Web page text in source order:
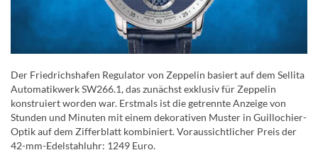
Der Friedrichshafen Regulator von Zeppelin basiert auf dem Sellita
Automatikwerk SW266.1, das zunächst exklusiv für Zeppelin
konstruiert worden war. Erstmals ist die getrennte Anzeige von
Stunden und Minuten mit einem dekorativen Muster in Guillochier-
Optik auf dem Zifferblatt kombiniert. Voraussichtlicher Preis der
42-mm-Edelstahluhr: 1249 Euro.